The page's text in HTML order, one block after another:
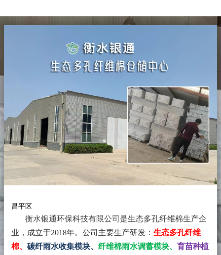
昌平区
衡水银通环保科技有限公司是生态多孔纤维棉生产企
业，成立于2018年。 公司主要生产研发： 生态多孔纤维
棉、 碳纤雨水收集模块、 纤维棉雨水调蓄模块、 育苗种植